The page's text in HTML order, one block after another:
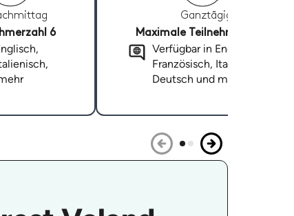
6
Ganztägig
Maximale Teilnehmerzahl 6
Verfügbar in Englisch,
Französisch, Italienisch,
Deutsch und mehr